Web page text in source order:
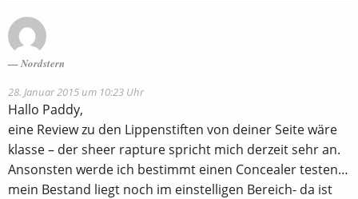
Nordstern
28. Januar 2015 um 10:23 Uhr
Hallo Paddy,
eine Review zu den Lippenstiften von deiner Seite wäre
klasse – der sheer rapture spricht mich derzeit sehr an.
Ansonsten werde ich bestimmt einen Concealer testen…
mein Bestand liegt noch im einstelligen Bereich- da ist